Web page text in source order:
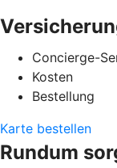
Concierge-
Kosten
Bestellung
Karte bestellen
Rundum